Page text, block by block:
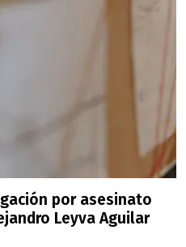
por asesinato
Leyva Aguilar